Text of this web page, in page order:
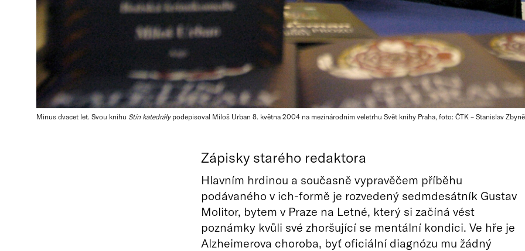
Minus dvacet let. Svou knihu Stín katedrálypodepisoval Miloš Urban 8. května 2004 na mezinárodním veletrhu Svět knihy Praha, foto: ČTK – Stanislav
Zápisky starého redaktora
Hlavním hrdinou a současně vypravěčem příběhu
podávaného v ich-formě je rozvedený sedmdesátník Gustav
Molitor, bytem v Praze na Letné, který si začíná vést
poznámky kvůli své zhoršující se mentální kondici. Ve hře je
Alzheimerova choroba, byť oficiální diagnózu mu žádný